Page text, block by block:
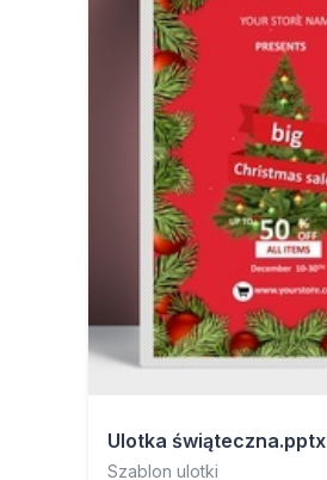
Ulotka świąteczna.pptx
Szablon ulotki